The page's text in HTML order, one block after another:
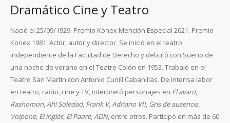
Dramático Cine y Teatro
Nació el 25/09/1929. Premio Konex Mención Especial 2021. Premio
Konex 1981. Actor, autor y director. Se inició en el teatro
independiente de la Facultad de Derecho y debutó con Sueño de
una noche de verano en el Teatro Colón en 1953. Trabajó en el
Teatro San Martín con Antonio Cunill Cabanillas. De intensa labor
en teatro, radio, cine y TV, interpretó personajes en El avaro,
Rashomon,Ah! Soledad, Frank V,Adriano VII, Gris de ausencia,
Volpone, El inglés, El Padre,ADN, entre otros. Participó en más de 60